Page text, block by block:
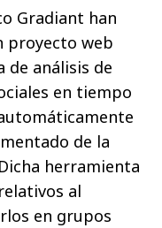
Gradiant han
proyecto web
de análisis de
en tiempo
de la
herramienta
al
en grupos